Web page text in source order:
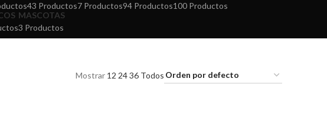
43 Productos7 Productos94 Productos100 Productos
MASCOTAS
3 Productos
Mostrar 12 2436 Todos